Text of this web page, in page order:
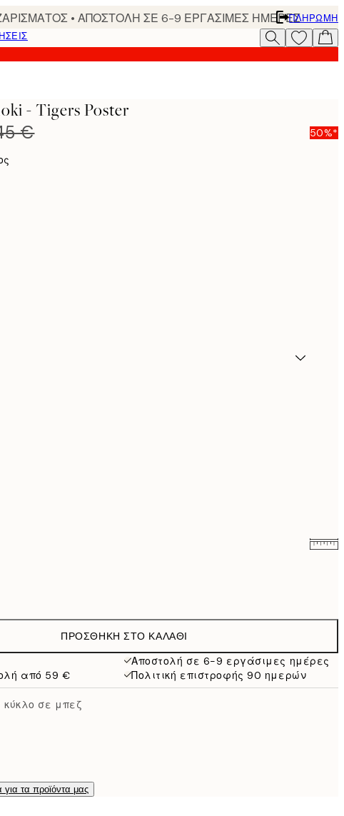
• ΑΠΟΣΤΟΛΗ ΣΕ 6-9 ΕΡΓΑΣΙΜΕΣ ΗΜΕΡΕΣΠΛΗΡΩΜΉ
- Tigers Poster
€ 50%*
ΠΡΟΣΘΉΚΗ ΣΤΟ ΚΑΛΆΘΙ
Αποστολή σε 6-9 εργάσιμες ημέρες
από 59 €
Πολιτική επιστροφής 90 ημερών
κύκλο σε μπεζ
για τα προϊόντα μας